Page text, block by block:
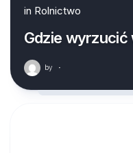
in Rolnictwo
Gdzie
by ·